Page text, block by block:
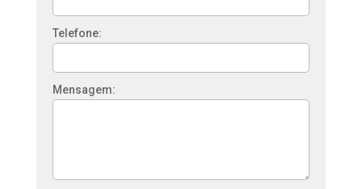
Telefone:
Mensagem: